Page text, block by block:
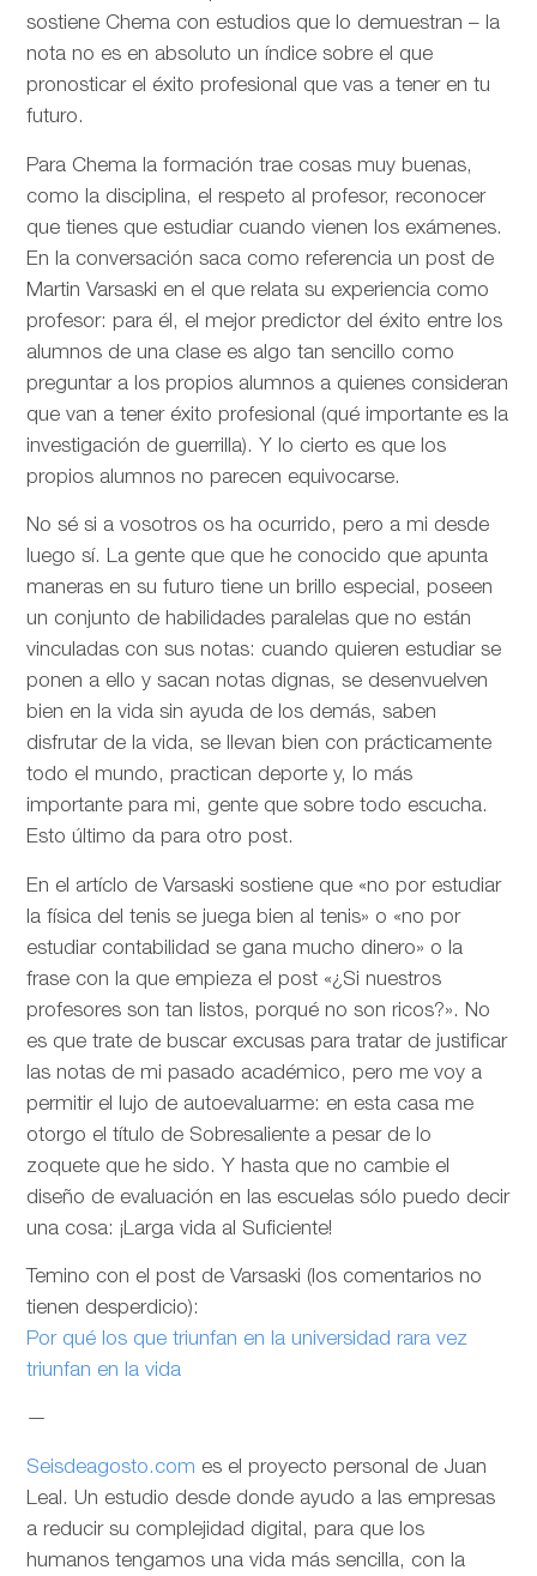
sostiene Chema con estudios que lo demuestran – la
nota no es en absoluto un índice sobre el que
pronosticar el éxito profesional que vas a tener en tu
futuro.
Para Chema la formación trae cosas muy buenas,
como la disciplina, el respeto al profesor, reconocer
que tienes que estudiar cuando vienen los exámenes.
En la conversación saca como referencia un post de
Martin Varsaski en el que relata su experiencia como
profesor: para él, el mejor predictor del éxito entre los
alumnos de una clase es algo tan sencillo como
preguntar a los propios alumnos a quienes consideran
que van a tener éxito profesional (qué importante es la
investigación de guerrilla). Y lo cierto es que los
propios alumnos no parecen equivocarse.
No sé si a vosotros os ha ocurrido, pero a mi desde
luego sí. La gente que que he conocido que apunta
maneras en su futuro tiene un brillo especial, poseen
un conjunto de habilidades paralelas que no están
vinculadas con sus notas: cuando quieren estudiar se
ponen a ello y sacan notas dignas, se desenvuelven
bien en la vida sin ayuda de los demás, saben
disfrutar de la vida, se llevan bien con prácticamente
todo el mundo, practican deporte y, lo más
importante para mi, gente que sobre todo escucha.
Esto último da para otro post.
En el artíclo deVarsaski sostiene que «no por estudiar
la física del tenis se juega bien al tenis» o «no por
estudiar contabilidad se gana mucho dinero» o la
frase con la que empieza el post «¿Si nuestros
profesores son tan listos, porqué no son ricos?». No
es que trate de buscar excusas para tratar de justificar
las notas de mi pasado académico, pero me voy a
permitir el lujo de autoevaluarme: en esta casa me
otorgo el título de Sobresaliente a pesar de lo
zoquete que he sido. Y hasta que no cambie el
diseño de evaluación en las escuelas sólo puedo decir
una cosa: ¡Larga vida al Suficiente!
Temino con el post de Varsaski (los comentarios no
tienen desperdicio):
Por qué los que triunfan en la universidad rara vez
triunfan en la vida
—
Seisdeagosto.com es el proyecto personal de Juan
Leal. Un estudio desde donde ayudo a las empresas
a reducir su complejidad digital, para que los
humanos tengamos una vida más sencilla, con la